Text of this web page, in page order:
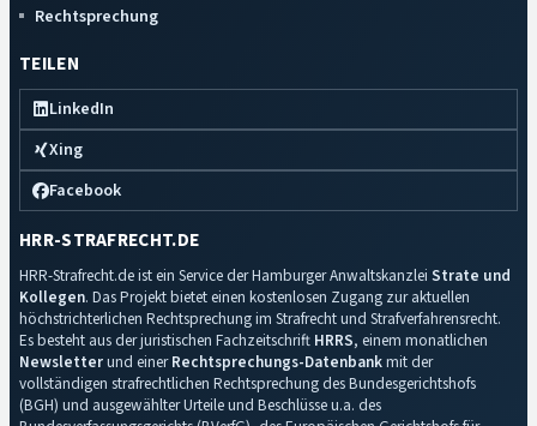
Rechtsprechung
TEILEN
LinkedIn
Xing
Facebook
HRR-STRAFRECHT.DE
HRR-Strafrecht.de ist ein Service der Hamburger Anwaltskanzlei Strate und
Kollegen. Das Projekt bietet einen kostenlosen Zugang zur aktuellen
höchstrichterlichen Rechtsprechung im Strafrecht und Strafverfahrensrecht.
Es besteht aus der juristischen Fachzeitschrift HRRS, einem monatlichen
Newsletterund einerRechtsprechungs-Datenbankmit der
vollständigen strafrechtlichen Rechtsprechung des Bundesgerichtshofs
(BGH) und ausgewählter Urteile und Beschlüsse u.a. des